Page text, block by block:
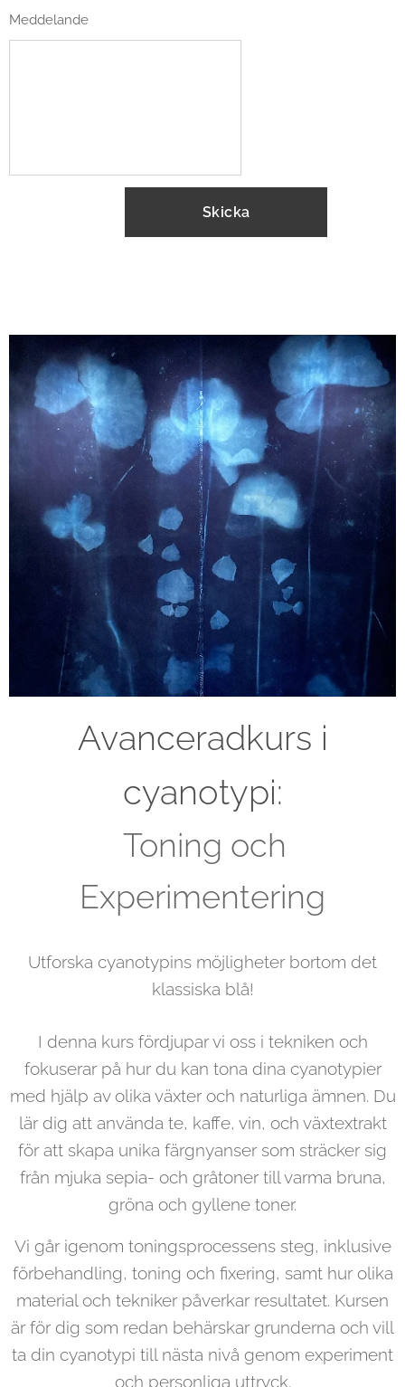
Meddelande
Skicka
Avanceradkurs i
cyanotypi:
Toning och
Experimentering
Utforska cyanotypins möjligheter bortom det
klassiska blå!
I denna kurs fördjupar vi oss i tekniken och
fokuserar på hur du kan tona dina cyanotypier
med hjälp av olika växter och naturliga ämnen. Du
lär dig att använda te, kaffe, vin, och växtextrakt
för att skapa unika färgnyanser som sträcker sig
från mjuka sepia- och gråtoner till varma bruna,
gröna och gyllene toner.
Vi går igenom toningsprocessens steg, inklusive
förbehandling, toning och fixering, samt hur olika
material och tekniker påverkar resultatet. Kursen
är för dig som redan behärskar grunderna och vill
ta din cyanotypi till nästa nivå genom experiment
och personliga uttryck.